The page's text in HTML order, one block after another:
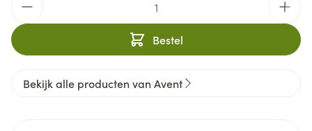
Bestel
Bekijk alle producten van Avent